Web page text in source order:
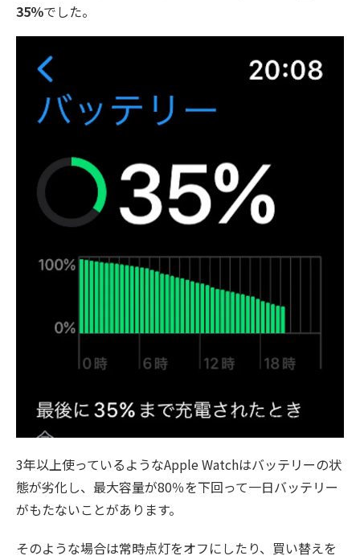
35％でした。
3年以上使っているようなApple Watchはバッテリーの状
態が劣化し、最大容量が80％を下回って一日バッテリー
がもたないことがあります。
そのような場合は常時点灯をオフにしたり、買い替えを